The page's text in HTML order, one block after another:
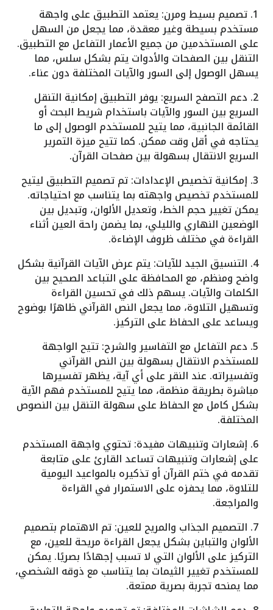
1. تصميم بسيط ومرن: يعتمد التطبيق على واجهة
مستخدم بسيطة وغير معقدة، مما يجعل من السهل
على المستخدمين من جميع الأعمار التفاعل مع التطبيق.
التنقل بين الصفحات والأدوات يتم بشكل سلس، مما
يسهل الوصول إلى السور والآيات المختلفة دون عناء.
2. دعم التصفح السريع: يوفر التطبيق إمكانية التنقل
السريع بين السور والآيات باستخدام شريط البحث أو
القائمة الجانبية، مما يتيح للمستخدم الوصول إلى ما
يحتاجه في أقل وقت ممكن. كما تتيح ميزة التمرير
السريع الانتقال بسهولة بين صفحات القرآن.
3. إمكانية تخصيص الإعدادات: تم تصميم التطبيق ليتيح
للمستخدم تخصيص واجهته بما يتناسب مع احتياجاته.
يمكن تغيير حجم الخط، وتعديل الألوان، وتبديل بين
الوضعين النهاري والليلي، بما يضمن راحة العين أثناء
القراءة في مختلف ظروف الإضاءة.
4. التنسيق الجيد للآيات: يتم عرض الآيات القرآنية بشكل
واضح ومنظم، مع المحافظة على التباعد الصحيح بين
الكلمات والآيات. يسهم ذلك في تحسين القراءة
وتسهيل التلاوة، مما يجعل النص القرآني ظاهرًا بوضوح
ويساعد على الحفاظ على التركيز.
5. دعم التفاعل مع التفاسير والشرح: تتيح الواجهة
للمستخدم الانتقال بسهولة بين النص القرآني
وتفسيراته. عند النقر على أي آية، يظهر تفسيرها
مباشرة بطريقة منظمة، مما يتيح للمستخدم فهم الآية
بشكل كامل مع الحفاظ على سهولة التنقل بين النصوص
المختلفة.
6. إشعارات وتنبيهات مفيدة: تحتوي واجهة المستخدم
على إشعارات وتنبيهات تساعد القارئ على متابعة
تقدمه في ختم القرآن أو تذكيره بالمواعيد اليومية
للتلاوة، مما يحفزه على الاستمرار في القراءة
والمراجعة.
7. التصميم الجذاب والمريح للعين: تم الاهتمام بتصميم
الألوان والتباين بشكل يجعل القراءة مريحة للعين، مع
التركيز على الألوان التي لا تسبب إجهادًا بصريًا. يمكن
للمستخدم تغيير الثيمات بما يتناسب مع ذوقه الشخصي،
مما يمنحه تجربة بصرية ممتعة.